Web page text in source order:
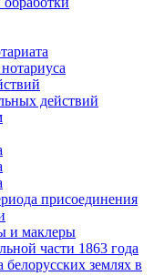
действий
присоединения
и маклеры
части 1863 года
белорусских землях в